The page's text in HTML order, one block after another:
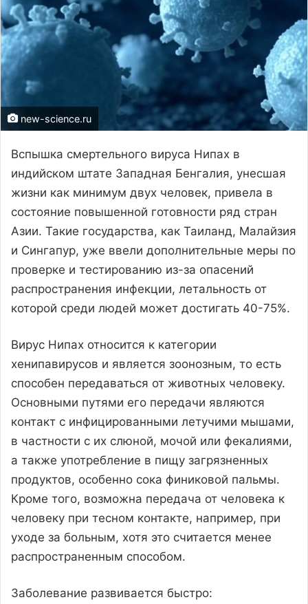
new-science.ru
Вспышка смертельного вируса Нипах в
индийском штате Западная Бенгалия, унесшая
жизни как минимум двух человек, привела в
состояние повышенной готовности ряд стран
Азии. Такие государства, как Таиланд, Малайзия
и Сингапур, уже ввели дополнительные меры по
проверке и тестированию из-за опасений
распространения инфекции, летальность от
которой среди людей может достигать 40-75%.
Вирус Нипах относится к категории
хенипавирусов и является зоонозным, то есть
способен передаваться от животных человеку.
Основными путями его передачи являются
контакт с инфицированными летучими мышами,
в частности с их слюной, мочой или фекалиями,
а также употребление в пищу загрязненных
продуктов, особенно сока финиковой пальмы.
Кроме того, возможна передача от человека к
человеку при тесном контакте, например, при
уходе за больным, хотя это считается менее
распространенным способом.
Заболевание развивается быстро: